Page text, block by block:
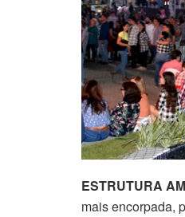
ESTRUTURA
mais encorpada,